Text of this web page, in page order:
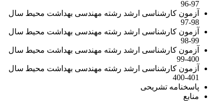
97-96
آزمون کارشناسی ارشد رشته مهندسی بهداشت محیط سال
98-97
آزمون کارشناسی ارشد رشته مهندسی بهداشت محیط سال
99-98
آزمون کارشناسی ارشد رشته مهندسی بهداشت محیط سال
400-99
آزمون کارشناسی ارشد رشته مهندسی بهداشت محیط سال
401-400
پاسخنامه تشریحی
منابع